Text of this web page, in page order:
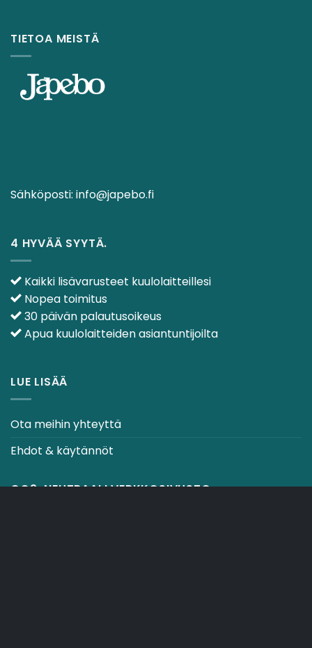
TIETOA MEISTÄ
Sähköposti: info@japebo.fi
4 HYVÄÄ SYYTÄ.
Kaikki lisävarusteet kuulolaitteillesi
Nopea toimitus
30 päivän palautusoikeus
Apua kuulolaitteiden asiantuntijoilta
LUE LISÄÄ
Ota meihin yhteyttä
Ehdot & käytännöt
CO2-NEUTRAALI VERKKOSIVUSTO